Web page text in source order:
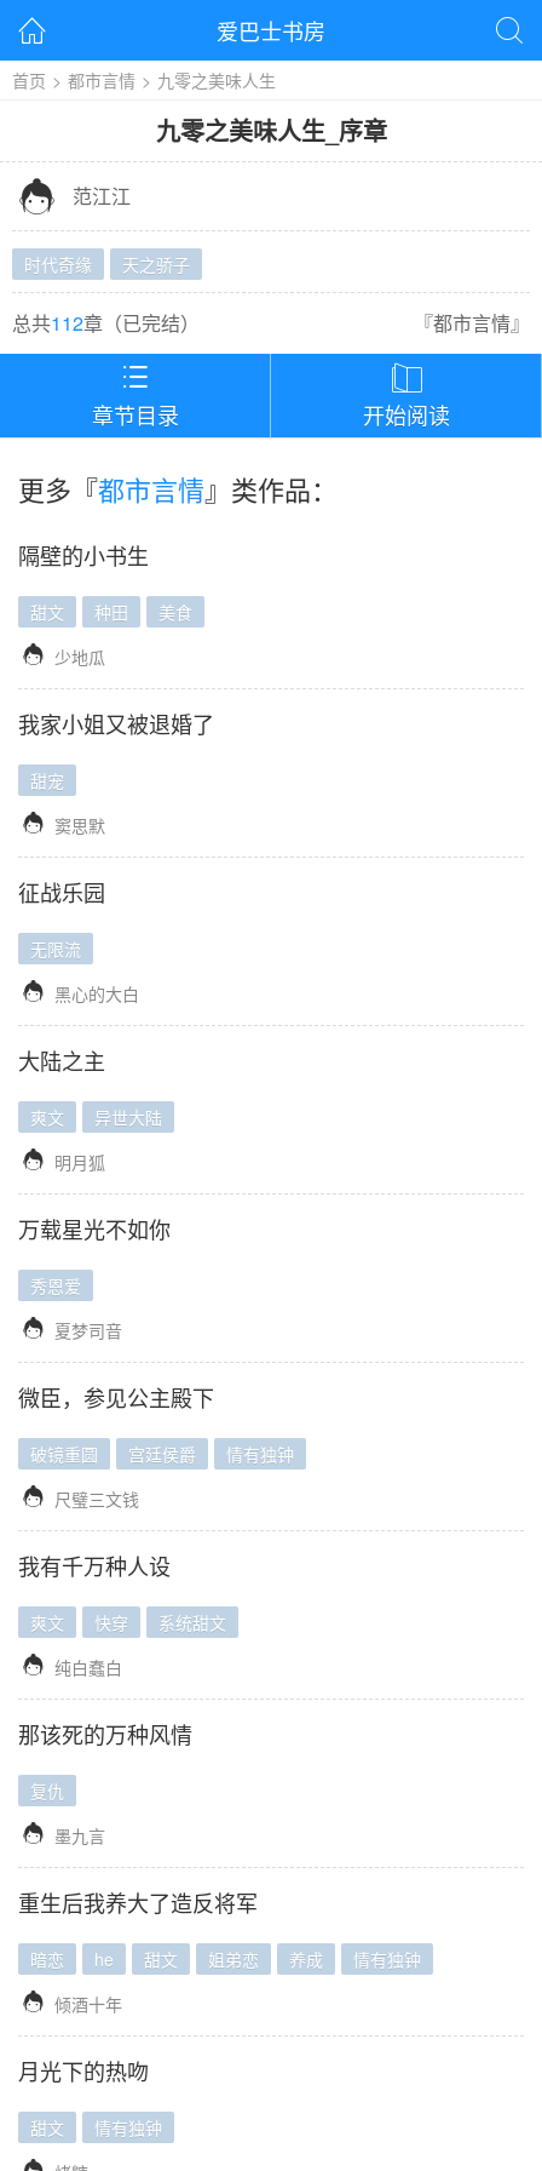
 爱巴士书房 
首页 > 都市言情 > 九零之美味人生
九零之美味人生_ 序章
 范江江
时代奇缘 天之骄子
总共112章（已完结） 『都市言情』

章节目录

开始阅读
更多『都市言情』类作品：
隔壁的小书生
甜文 种田 美食
 少地瓜
我家小姐又被退婚了
甜宠
 窦思默
征战乐园
无限流
 黑心的大白
大陆之主
爽文 异世大陆
 明月狐
万载星光不如你
秀恩爱
 夏梦司音
微臣，参见公主殿下
破镜重圆 宫廷侯爵 情有独钟
 尺璧三文钱
我有千万种人设
爽文 快穿 系统甜文
 纯白蠢白
那该死的万种风情
复仇
 墨九言
重生后我养大了造反将军
暗恋 he 甜文 姐弟恋 养成 情有独钟
 倾酒十年
月光下的热吻
甜文 情有独钟